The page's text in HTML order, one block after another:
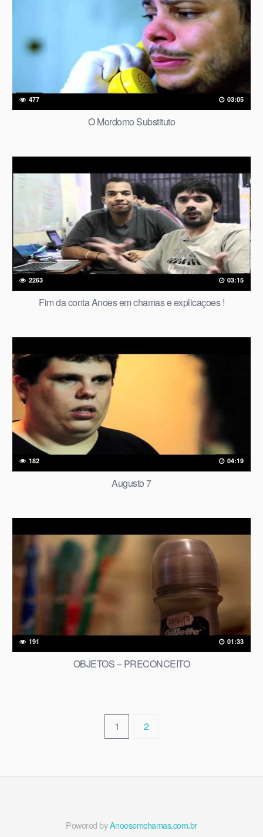
477 03:05
O Mordomo Substituto
2263 03:15
Fim da conta Anoes em chamas e explicaçoes !
182 04:19
Augusto 7
191 01:33
OBJETOS – PRECONCEITO
1 2
Powered byAnoesemchamas.com.br